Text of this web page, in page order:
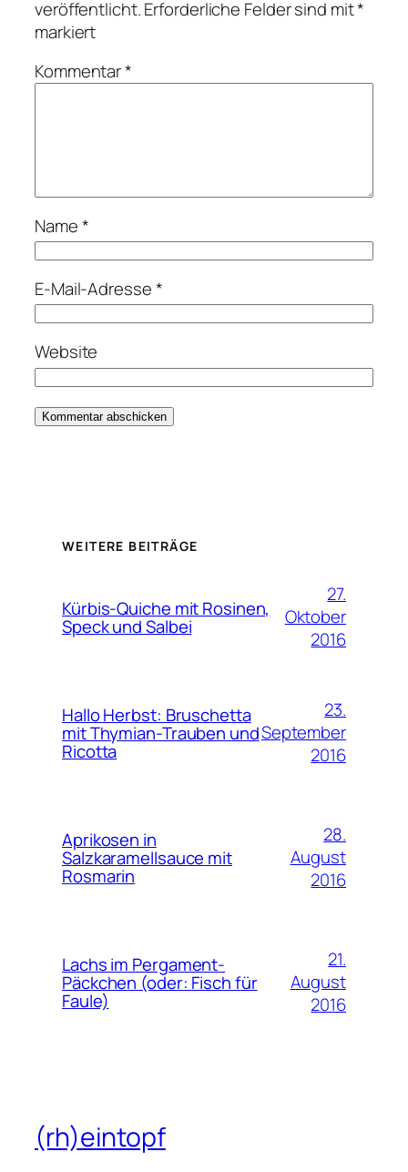
veröffentlicht.Erforderliche Felder sind mit*
markiert
Kommentar*
Name*
E-Mail-Adresse*
Website
WEITERE BEITRÄGE
Kürbis-Quiche mit Rosinen,
Speck und Salbei
27.
Oktober
2016
Hallo Herbst: Bruschetta
mit Thymian-Trauben und
Ricotta
23.
September
2016
Aprikosen in
Salzkaramellsauce mit
Rosmarin
28.
August
2016
Lachs im Pergament-
Päckchen (oder: Fisch für
Faule)
21.
August
2016
(rh)eintopf